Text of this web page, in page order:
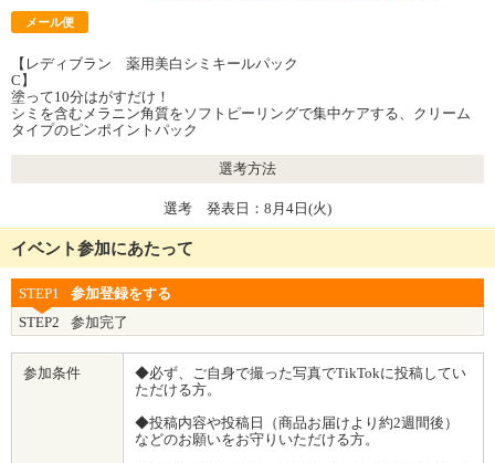
メール便
【レディブラン 薬用美白シミキールパック
C
塗って10分はがすだけ！
シミを含むメラニン角質をソフトピーリングで集中ケアする、クリーム
タイプのピンポイントパック
選考方法
選考 発表日：8月4日(火)
イベント参加にあたって
STEP1
参加登録をする
STEP2
参加完了
参加条件
◆必ず、ご自身で撮った写真でTikTokに投稿してい
ただける方。
◆投稿内容や投稿日（商品お届けより約2週間後）
などのお願いをお守りいただける方。